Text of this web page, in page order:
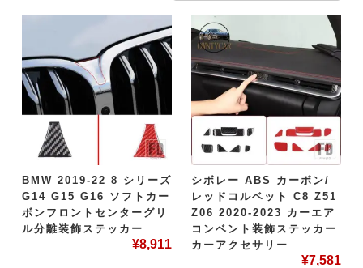
BMW 2019-22 8 シリーズ
G14 G15 G16 ソフトカー
ボンフロントセンターグリ
ル分離装飾ステッカー
¥8,911
シボレー ABS カーボン/
レッドコルベット C8 Z51
Z06 2020-2023 カーエア
コンベント装飾ステッカー
カーアクセサリー
¥7,581